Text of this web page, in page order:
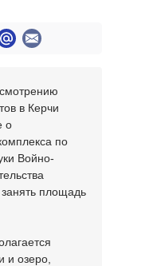
в Керчи
о
по
Войно-
площадь
и озеро,